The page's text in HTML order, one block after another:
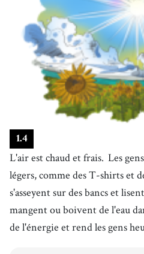
1.4
L'air est chaud et frais. Les
légers, comme des T-shirts et
s'asseyent sur des bancs et
mangent ou boivent de l'eau
de l'énergie et rend les gens